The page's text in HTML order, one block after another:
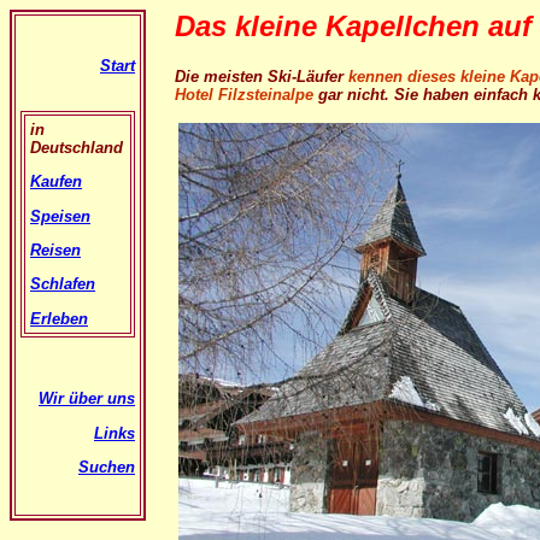
Start
in
Deutschland
Kaufen
Speisen
Reisen
Schlafen
Erleben
Wir über uns
Links
Suchen
Das kleine Kapellchen
Die meisten Ski-Läufer kennen dieses kleine
Hotel Filzsteinalpe gar nicht. Sie haben einfach